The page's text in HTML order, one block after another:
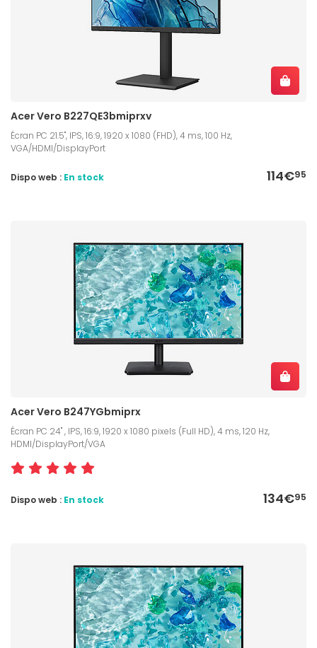
Acer Vero B227QE3bmiprxv
Écran PC 21.5", IPS, 16:9, 1920 x 1080 (FHD), 4 ms, 100 Hz,
VGA/HDMI/DisplayPort
114€95
Dispo web : En stock
Acer Vero B247YGbmiprx
Écran PC 24" , IPS, 16:9, 1920 x 1080 pixels (Full HD), 4 ms, 120 Hz,
HDMI/DisplayPort/VGA
134€95
Dispo web : En stock